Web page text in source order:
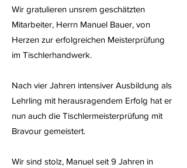
Wir gratulieren unsrem geschätzten
Mitarbeiter, Herrn Manuel Bauer, von
Herzen zur erfolgreichen Meisterprüfung
im Tischlerhandwerk.
Nach vier Jahren intensiver Ausbildung als
Lehrling mit herausragendem Erfolg hat er
nun auch die Tischlermeisterprüfung mit
Bravour gemeistert.
Wir sind stolz, Manuel seit 9 Jahren in